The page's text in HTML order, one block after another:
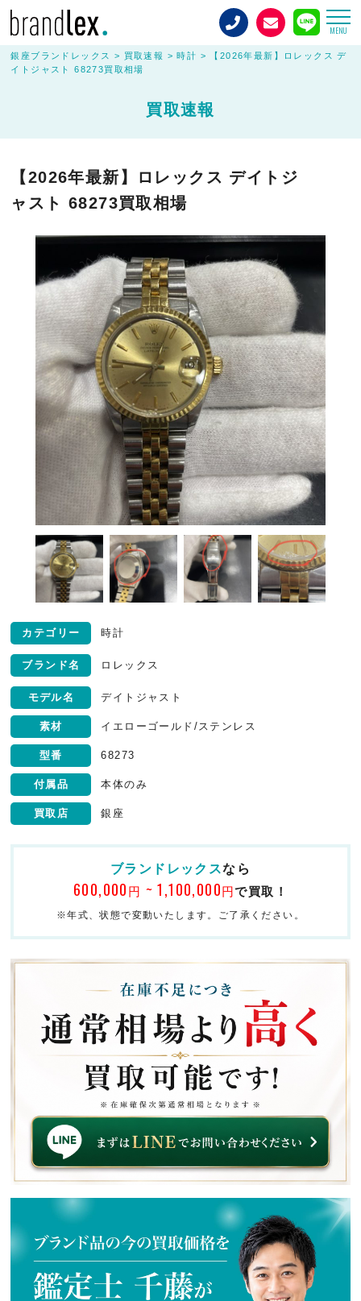
MENU
銀座ブランドレックス > 買取速報 >時計 >
【2026年最新】ロレックス デ
イトジャスト 68273買取相場
買取速報
【2026年最新】ロレックス デイトジ
ャスト 68273買取相場
カテゴリー 時計
ブランド名 ロレックス
モデル名 デイトジャスト
素材 イエローゴールド/ステンレス
型番 68273
付属品 本体のみ
買取店 銀座
ブランドレックスなら
600,000 円 ~ 1,100,000円で買取！
※年式、状態で変動いたします。ご了承ください。